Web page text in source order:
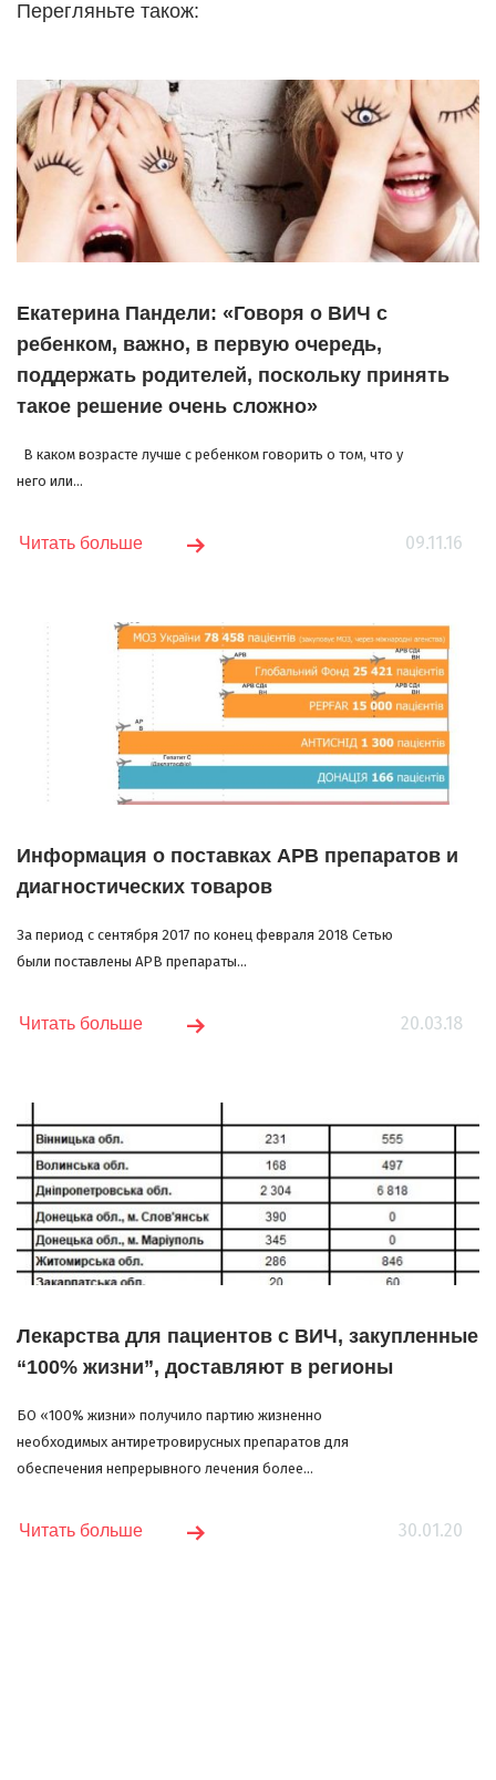
Перегляньте також:
Екатерина Пандели: «Говоря о ВИЧ с
ребенком, важно, в первую очередь,
поддержать родителей, поскольку принять
такое решение очень сложно»
В каком возрасте лучше с ребенком говорить о том, что у
него или...
09.11.16
Читать больше
Информация о поставках АРВ препаратов и
диагностических товаров
За период с сентября 2017 по конец февраля 2018 Сетью
были поставлены АРВ препараты...
20.03.18
Читать больше
Лекарства для пациентов с ВИЧ, закупленные
“100% жизни”, доставляют в регионы
БО «100% жизни» получило партию жизненно
необходимых антиретровирусных препаратов для
обеспечения непрерывного лечения более...
30.01.20
Читать больше